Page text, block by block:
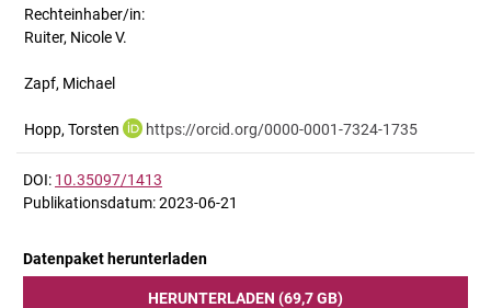
Rechteinhaber/in:
Ruiter, Nicole V.
Zapf, Michael
Hopp, Torsten https://orcid.org/0000-0001-7324-1735
DOI: 10.35097/1413
Publikationsdatum: 2023-06-21
Datenpaket herunterladen
HERUNTERLADEN (69,7 GB)